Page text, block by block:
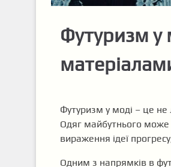
Футуризм у
Футуризм у моді – це
Одяг майбутнього може
вираження ідеї
Одним з напрямків в